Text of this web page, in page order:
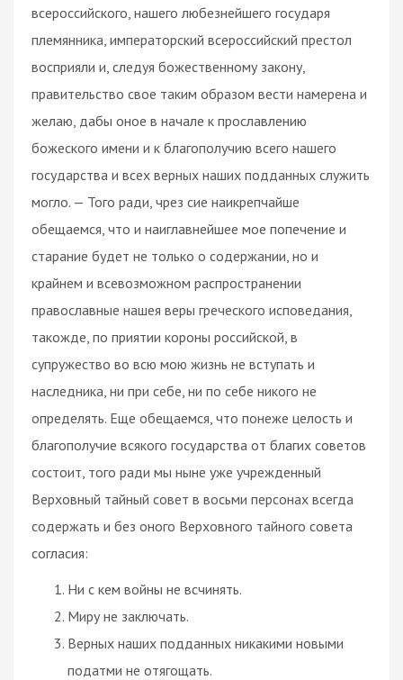
всероссийского, нашего любезнейшего государя
племянника, императорский всероссийский престол
восприяли и, следуя божественному закону,
правительство свое таким образом вести намерена и
желаю, дабы оное в начале к прославлению
божеского имени и к благополучию всего нашего
государства и всех верных наших подданных служить
могло. — Того ради, чрез сие наикрепчайше
обещаемся, что и наиглавнейшее мое попечение и
старание будет не только о содержании, но и
крайнем и всевозможном распространении
православные нашея веры греческого исповедания,
такожде, по приятии короны российской, в
супружество во всю мою жизнь не вступать и
наследника, ни при себе, ни по себе никого не
определять. Еще обещаемся, что понеже целость и
благополучие всякого государства от благих советов
состоит, того ради мы ныне уже учрежденный
Верховный тайный совет в восьми персонах всегда
содержать и без оного Верховного тайного совета
согласия:
Ни с кем войны не всчинять.
Миру не заключать.
Верных наших подданных никакими новыми
податми не отягощать.